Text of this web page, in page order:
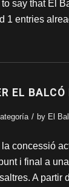
say that El
1 entries
EL
/ by El
concessió
i final a
A partir